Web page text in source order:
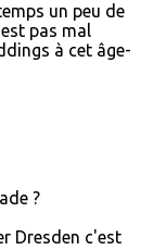
un peu de
pas mal
à cet âge-
?
Dresden c'est